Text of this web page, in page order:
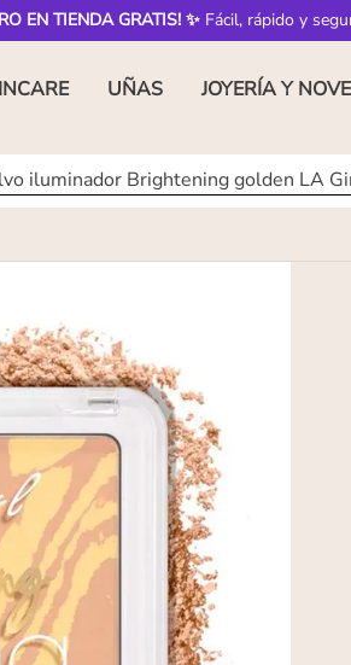
EN TIENDA GRATIS! ✨ Fácil, rápido y
UÑAS JOYERÍA Y
iluminador Brightening golden LA